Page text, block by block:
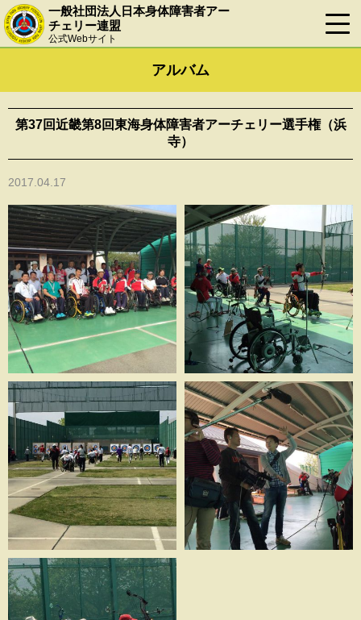
一般社団法人日本身体障害者アー
チェリー連盟
公式Webサイト
アルバム
第37回近畿第8回東海身体障害者アーチェリー選手権（浜
寺）
2017.04.17